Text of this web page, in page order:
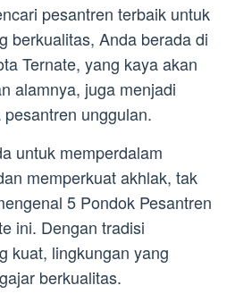
pesantren terbaik untuk
berkualitas, Anda berada di
Ternate, yang kaya akan
alamnya, juga menjadi
unggulan.
untuk memperdalam
memperkuat akhlak, tak
5 Pondok Pesantren
ini. Dengan tradisi
kuat, lingkungan yang
berkualitas.